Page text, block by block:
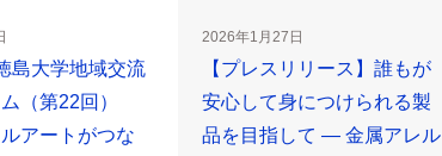
島大学地域交流
（第22回）
ルアートがつな
2026年1月27日
【プレスリリース】誰もが
安心して身につけられる製
品を目指して ― 金属アレル